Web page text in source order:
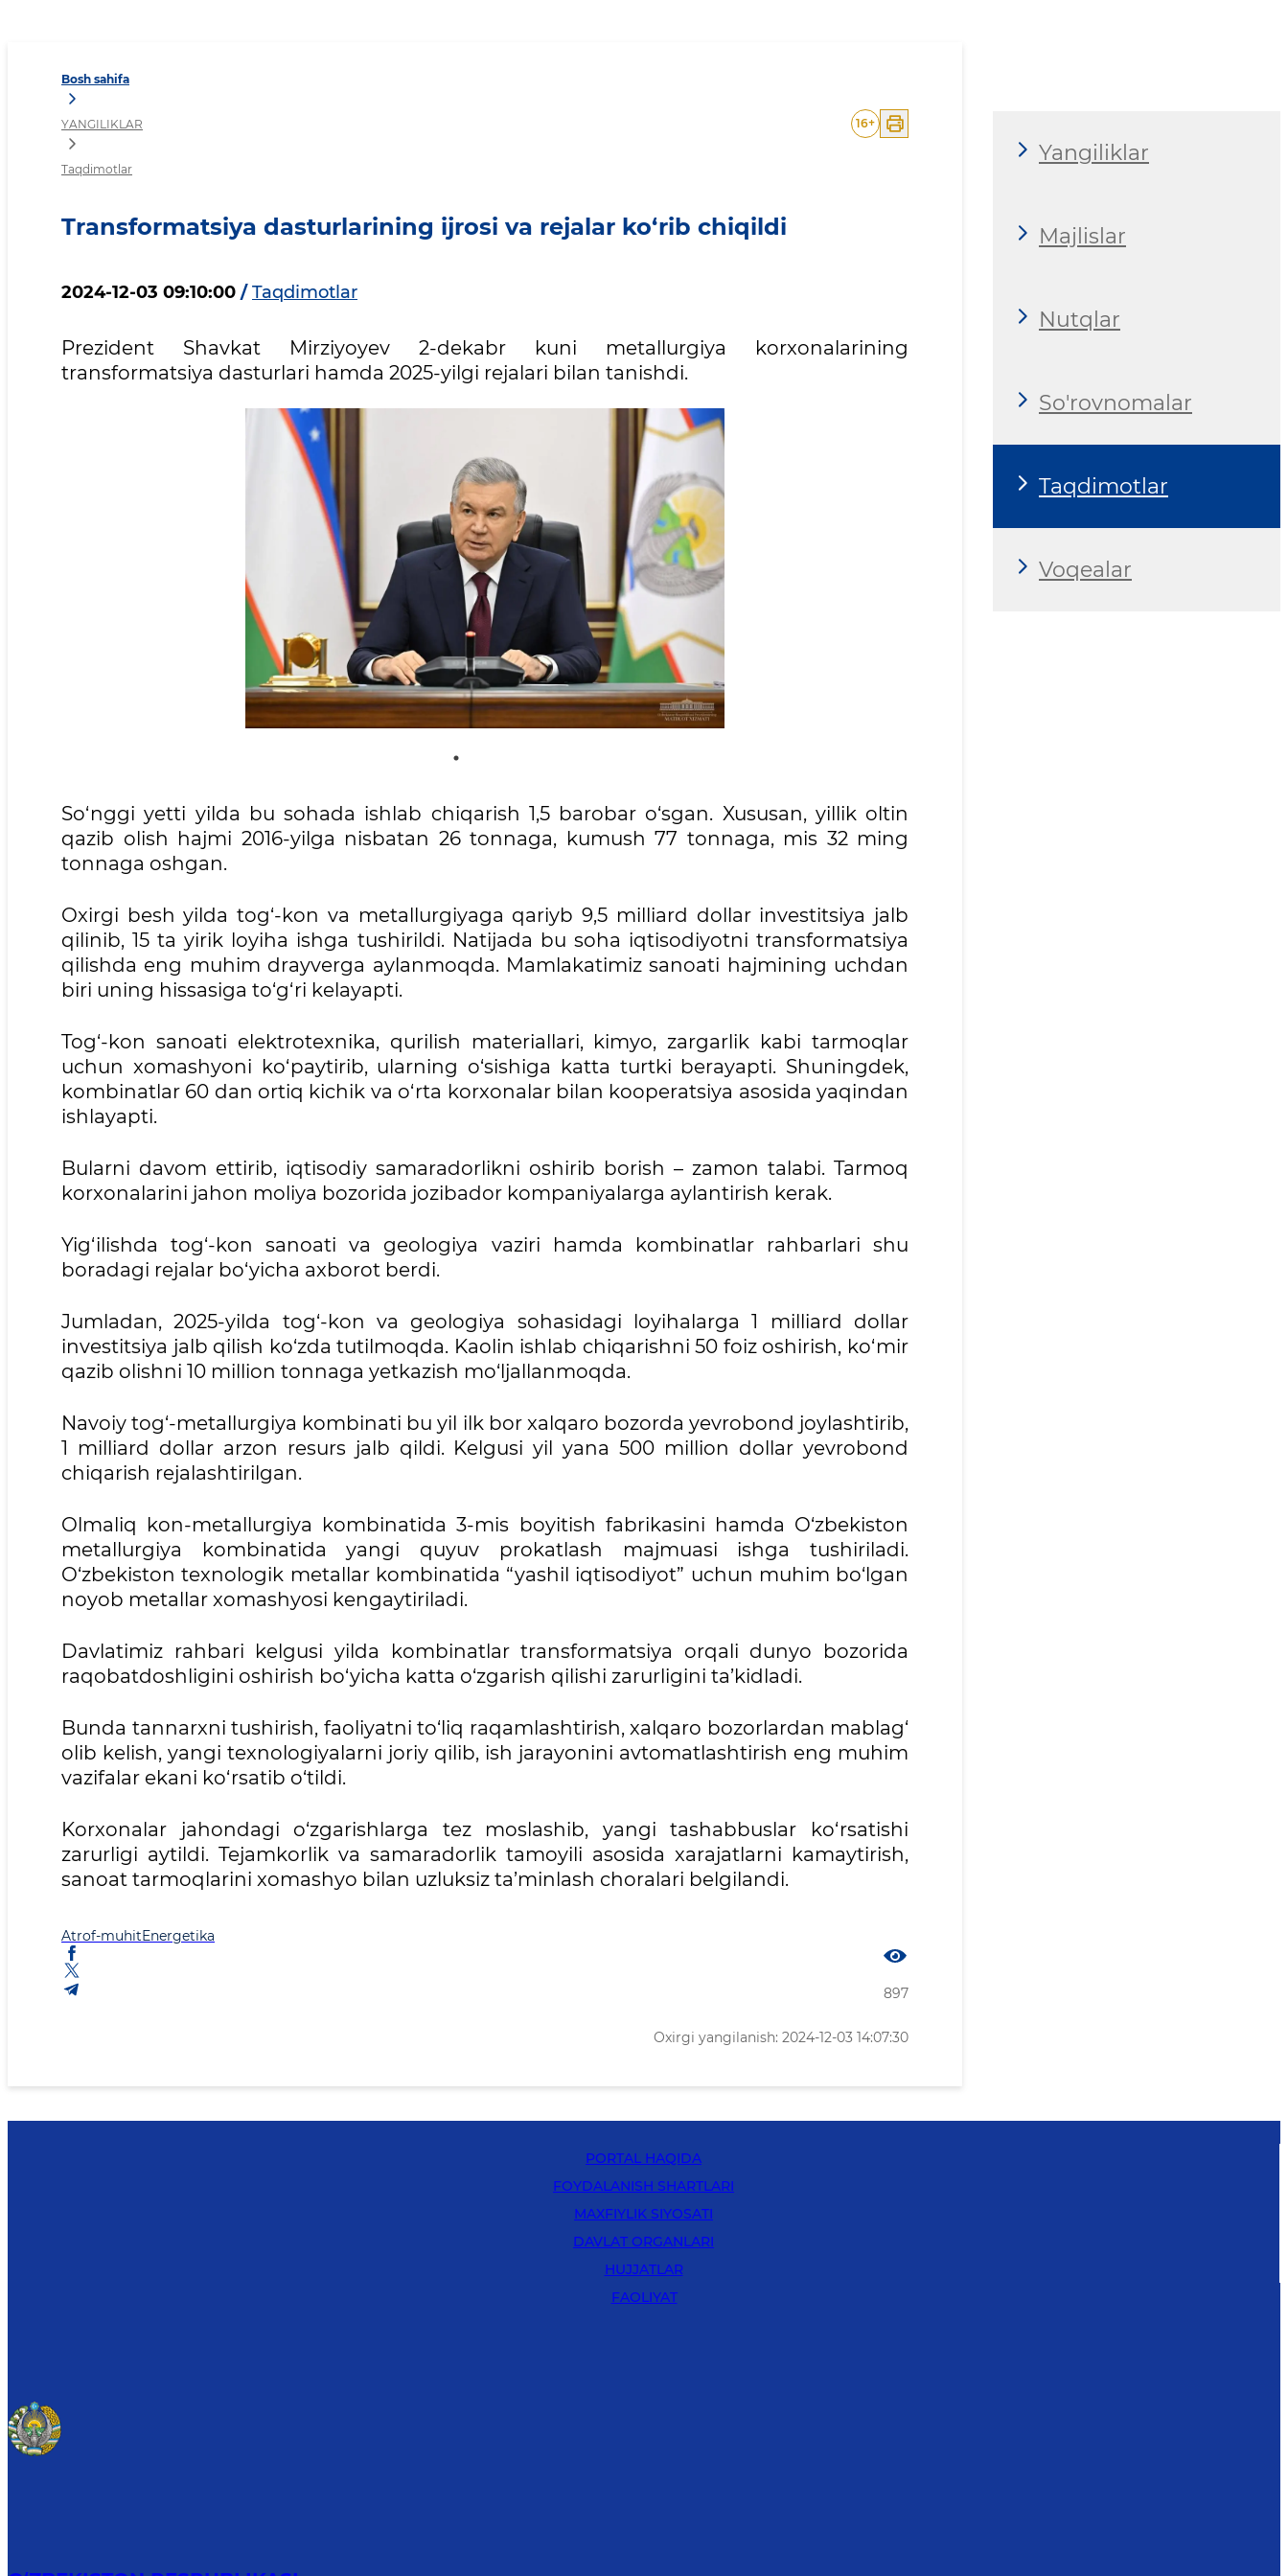
Bosh sahifa
YANGILIKLAR
Taqdimotlar
16+
Transformatsiya dasturlarining ijrosi va rejalar ko‘rib chiqildi
2024-12-03 09:10:00 / Taqdimotlar
Prezident Shavkat Mirziyoyev 2-dekabr kuni metallurgiya korxonalarining
transformatsiya dasturlari hamda 2025-yilgi rejalari bilan tanishdi.
So‘nggi yetti yilda bu sohada ishlab chiqarish 1,5 barobar o‘sgan. Xususan, yillik oltin
qazib olish hajmi 2016-yilga nisbatan 26 tonnaga, kumush 77 tonnaga, mis 32 ming
tonnaga oshgan.
Oxirgi besh yilda tog‘-kon va metallurgiyaga qariyb 9,5 milliard dollar investitsiya jalb
qilinib, 15 ta yirik loyiha ishga tushirildi. Natijada bu soha iqtisodiyotni transformatsiya
qilishda eng muhim drayverga aylanmoqda. Mamlakatimiz sanoati hajmining uchdan
biri uning hissasiga to‘g‘ri kelayapti.
Tog‘-kon sanoati elektrotexnika, qurilish materiallari, kimyo, zargarlik kabi tarmoqlar
uchun xomashyoni ko‘paytirib, ularning o‘sishiga katta turtki berayapti. Shuningdek,
kombinatlar 60 dan ortiq kichik va o‘rta korxonalar bilan kooperatsiya asosida yaqindan
ishlayapti.
Bularni davom ettirib, iqtisodiy samaradorlikni oshirib borish – zamon talabi. Tarmoq
korxonalarini jahon moliya bozorida jozibador kompaniyalarga aylantirish kerak.
Yig‘ilishda tog‘-kon sanoati va geologiya vaziri hamda kombinatlar rahbarlari shu
boradagi rejalar bo‘yicha axborot berdi.
Jumladan, 2025-yilda tog‘-kon va geologiya sohasidagi loyihalarga 1 milliard dollar
investitsiya jalb qilish ko‘zda tutilmoqda. Kaolin ishlab chiqarishni 50 foiz oshirish, ko‘mir
qazib olishni 10 million tonnaga yetkazish mo‘ljallanmoqda.
Navoiy tog‘-metallurgiya kombinati bu yil ilk bor xalqaro bozorda yevrobond joylashtirib,
1 milliard dollar arzon resurs jalb qildi. Kelgusi yil yana 500 million dollar yevrobond
chiqarish rejalashtirilgan.
Olmaliq kon-metallurgiya kombinatida 3-mis boyitish fabrikasini hamda O‘zbekiston
metallurgiya kombinatida yangi quyuv prokatlash majmuasi ishga tushiriladi.
O‘zbekiston texnologik metallar kombinatida “yashil iqtisodiyot” uchun muhim bo‘lgan
noyob metallar xomashyosi kengaytiriladi.
Davlatimiz rahbari kelgusi yilda kombinatlar transformatsiya orqali dunyo bozorida
raqobatdoshligini oshirish bo‘yicha katta o‘zgarish qilishi zarurligini ta’kidladi.
Bunda tannarxni tushirish, faoliyatni to‘liq raqamlashtirish, xalqaro bozorlardan mablag‘
olib kelish, yangi texnologiyalarni joriy qilib, ish jarayonini avtomatlashtirish eng muhim
vazifalar ekani ko‘rsatib o‘tildi.
Korxonalar jahondagi o‘zgarishlarga tez moslashib, yangi tashabbuslar ko‘rsatishi
zarurligi aytildi. Tejamkorlik va samaradorlik tamoyili asosida xarajatlarni kamaytirish,
sanoat tarmoqlarini xomashyo bilan uzluksiz ta’minlash choralari belgilandi.
Atrof-muhitEnergetika
897
Oxirgi yangilanish: 2024-12-03 14:07:30
Yangiliklar
Majlislar
Nutqlar
So'rovnomalar
Taqdimotlar
Voqealar
PORTAL HAQIDA
FOYDALANISH SHARTLARI
MAXFIYLIK SIYOSATI
DAVLAT ORGANLARI
HUJJATLAR
FAOLIYAT